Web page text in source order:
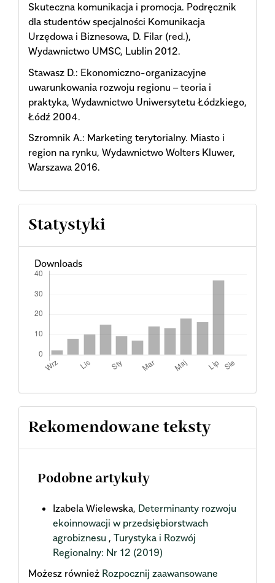
Skuteczna komunikacja i promocja. Podręcznik
dla studentów specjalności Komunikacja
Urzędowa i Biznesowa, D. Filar (red.),
Wydawnictwo UMSC, Lublin 2012.
Stawasz D.: Ekonomiczno-organizacyjne
uwarunkowania rozwoju regionu – teoria i
praktyka, Wydawnictwo Uniwersytetu Łódzkiego,
Łódź 2004.
Szromnik A.: Marketing terytorialny. Miasto i
region na rynku, Wydawnictwo Wolters Kluwer,
Warszawa 2016.
Statystyki
Downloads
Rekomendowane teksty
Podobne artykuły
Izabela Wielewska, Determinanty rozwoju
ekoinnowacji w przedsiębiorstwach
agrobiznesu , Turystyka i Rozwój
Regionalny: Nr 12 (2019)
Możesz również Rozpocznij zaawansowane